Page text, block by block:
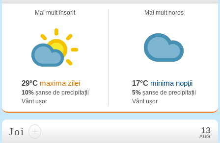
Mai mult însorit
29°Cmaxima zilei
10%șanse de precipitații
Vânt ușor
Mai mult noros
17°Cminima nopții
5%șanse de precipitații
Vânt ușor
Joi + 13
AUG.